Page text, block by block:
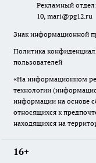
Рекламный
10, mari@pg12.ru
Знак информационной
Политика
пользователей
«На информационном
технологии
информации на основе
относящихся к
находящихся на
16+